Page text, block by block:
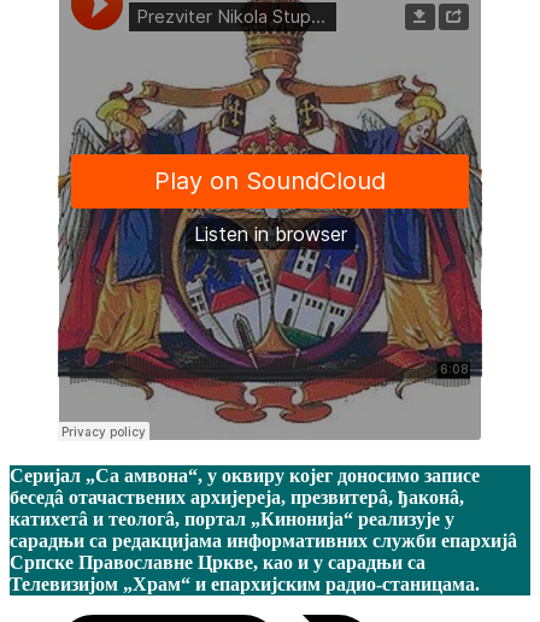
Серијал „Са амвона“, у оквиру којег доносимо записе
беседâ отачаствених архијереја, презвитерâ, ђаконâ,
катихетâ и теологâ, портал „Кинонија“ реализује у
сарадњи са редакцијама информативних служби епархијâ
Српске Православне Цркве, као и у сарадњи са
Телевизијом „Храм“ и епархијским радио-станицама.